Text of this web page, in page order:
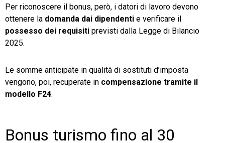
Per riconoscere il bonus, però, i datori di lavoro devono
ottenere la domanda dai dipendenti e verificare il
possesso dei requisiti previsti dalla Legge di Bilancio
2025.
Le somme anticipate in qualità di sostituti d’imposta
vengono, poi, recuperate in compensazione tramite il
modello F24.
Bonus turismo fino al 30